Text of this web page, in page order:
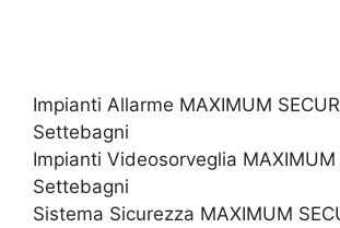
Impianti Allarme MAXIMUM
Settebagni
Impianti Videosorveglia MAXIMUM
Settebagni
Sistema Sicurezza MAXIMUM